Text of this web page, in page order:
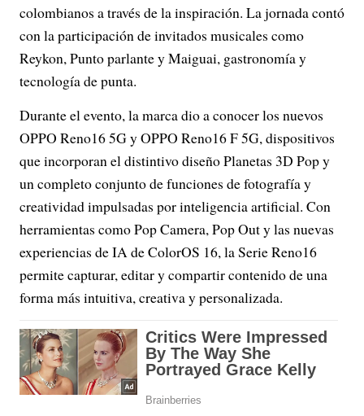
colombianos a través de la inspiración. La jornada contó
con la participación de invitados musicales como
Reykon, Punto parlante y Maiguai, gastronomía y
tecnología de punta.
Durante el evento, la marca dio a conocer los nuevos
OPPO Reno16 5G y OPPO Reno16 F 5G, dispositivos
que incorporan el distintivo diseño Planetas 3D Pop y
un completo conjunto de funciones de fotografía y
creatividad impulsadas por inteligencia artificial. Con
herramientas como Pop Camera, Pop Out y las nuevas
experiencias de IA de ColorOS 16, la Serie Reno16
permite capturar, editar y compartir contenido de una
forma más intuitiva, creativa y personalizada.